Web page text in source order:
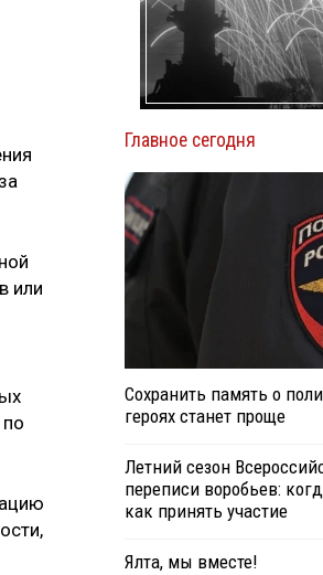
или
Главное сегодня
Сохранить память о
героях станет проще
Летний сезон
переписи воробьев:
как принять участие
Ялта, мы вместе!